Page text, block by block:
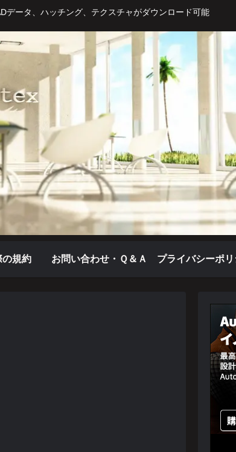
データ、ハッチング、テクスチャがダウンロード可能
の規約 お問い合わせ・Ｑ＆Ａ プライバシーポ